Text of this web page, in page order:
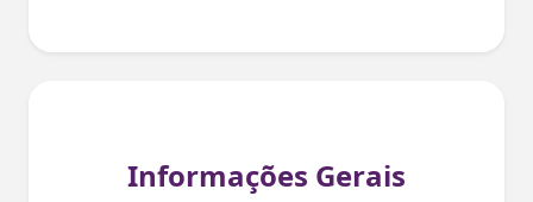
Informações Gerais